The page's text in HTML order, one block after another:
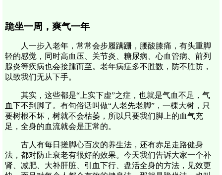
跪坐一周，爽气一年
人一步入老年，常常会步履蹒跚，腰酸膝痛，有头重脚
轻的感觉，同时高血压、关节炎、糖尿病、心血管病、前列
腺炎等疾病也会接踵而至。老年病症多不胜数，防不胜防，
以致我们无从下手。
其实，这些都是“上实下虚”之症，也就是气血不足，气
血下不到脚了。有句俗话叫做“人老先老脚”，一棵大树，只
要树根不坏，树就不会枯萎，所以只要我们脚上的血气充
足，全身的血流就会是正常的。
古人有每日搓脚心百次的养生法，还有赤足走路健身
法，都对防止衰老有很好的效果。今天我们告诉大家一个补
肾、减肥、大补肝脏、引血下行、盘活全身的方法，见效更